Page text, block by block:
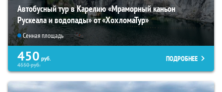
Автобусный тур в Карелию «Мраморный каньон
Рускеала и водопады» от «ХохломаТур»
Сенная площадь
450 руб.
4550руб.
ПОДРОБНЕЕ